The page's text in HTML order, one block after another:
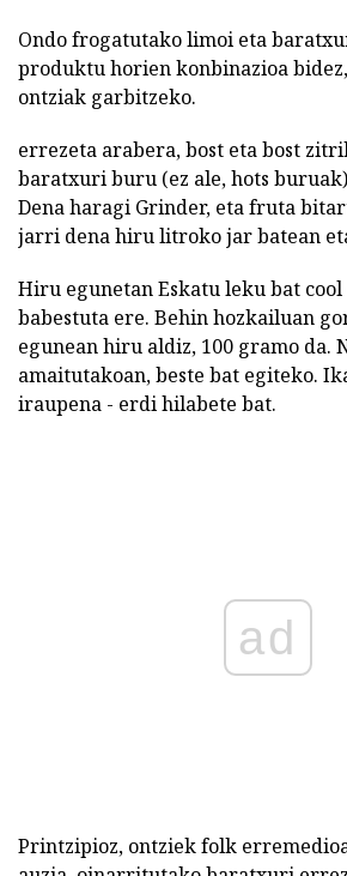
Ondo frogatutako limoi eta
produktu horien konbinazioa
ontziak garbitzeko.
errezeta arabera, bost eta bost
baratxuri buru (ez ale, hots
Dena haragi Grinder, eta fruta
jarri dena hiru litroko jar batean
Hiru egunetan Eskatu leku bat
babestuta ere. Behin hozkailuan
egunean hiru aldiz, 100 gramo da.
amaitutakoan, beste bat egiteko.
iraupena - erdi hilabete bat.
ad
Printzipioz, ontziek folk